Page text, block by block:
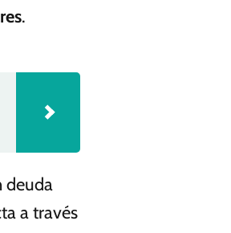
.
deuda
a través